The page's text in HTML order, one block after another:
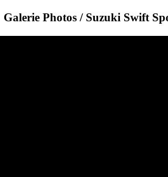
Galerie Photos / Suzuki Swift